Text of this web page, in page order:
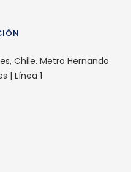
Chile. Metro Hernando
| Línea 1